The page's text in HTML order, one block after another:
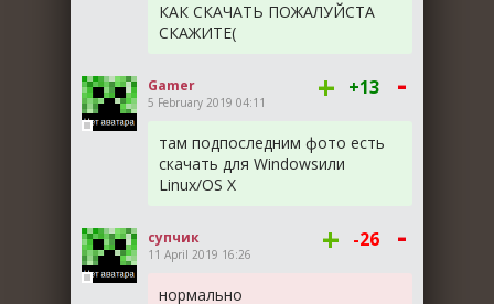
КАК СКАЧАТЬ ПОЖАЛУЙСТА
СКАЖИТЕ(
Gamer
5 February 2019 04:11 + +13 -
там подпоследним фото есть
скачать для Windowsили
Linux/OS X
супчик
11 April 2019 16:26 + -26 -
нормально